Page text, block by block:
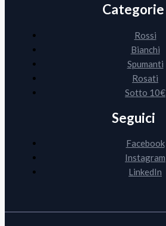
Categorie
Rossi
Bianchi
Spumanti
Rosati
Sotto 10€
Seguici
Facebook
Instagram
LinkedIn